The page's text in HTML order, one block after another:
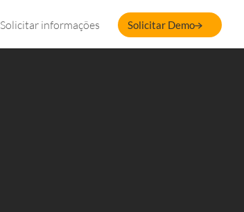
Solicitar informações Solicitar Demo